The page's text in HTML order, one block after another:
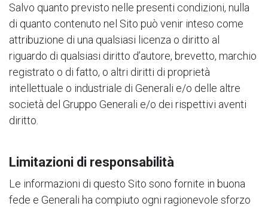
Salvo quanto previsto nelle presenti condizioni, nulla
di quanto contenuto nel Sito può venir inteso come
attribuzione di una qualsiasi licenza o diritto al
riguardo di qualsiasi diritto d’autore, brevetto, marchio
registrato o di fatto, o altri diritti di proprietà
intellettuale o industriale di Generali e/o delle altre
società del Gruppo Generali e/o dei rispettivi aventi
diritto.
Limitazioni di responsabilità
Le informazioni di questo Sito sono fornite in buona
fede e Generali ha compiuto ogni ragionevole sforzo